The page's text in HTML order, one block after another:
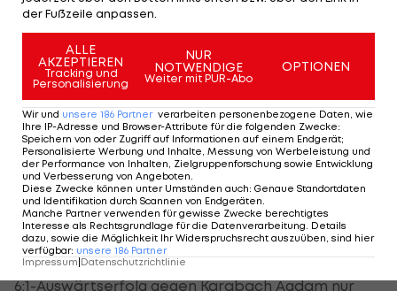
Die Tabelle führt Inter zwölf Runden vor Schluss
mit einem komfortablen Vorsprung von zehn
Punkten auf den Stadtrivalen
Newcastle und Leverkusen auf
Achtelfinalkurs
In den anderen Dienstag-Play-off-Duellen sind die
Ausgangspositionen vor den Retourpartien klar
verteilt.
Das Weiterkommen von Newcastle ist durch den
6:1-Auswärtserfolg gegen Karabach Agdam nur
der Fußzeile anpassen.
ALLE
AKZEPTIEREN
Tracking und
Personalisierung
NUR
NOTWENDIGE
Weiter mit PUR-Abo
OPTIONEN
Wir und unsere 186 Partner verarbeiten personenbezogene Daten, wie
Ihre IP-Adresse und Browser-Attribute für die folgenden Zwecke:
Speichern von oder Zugriff auf Informationen auf einem Endgerät;
Personalisierte Werbung und Inhalte, Messung von Werbeleistung und
der Performance von Inhalten, Zielgruppenforschung sowie Entwicklung
und Verbesserung von Angeboten.
Diese Zwecke können unter Umständen auch: Genaue Standortdaten
und Identifikation durch Scannen von Endgeräten.
Manche Partner verwenden für gewisse Zwecke berechtigtes
Interesse als Rechtsgrundlage für die Datenverarbeitung. Details
dazu, sowie die Möglichkeit Ihr Widerspruchsrecht auszuüben, sind hier
verfügbar: unsere 186 Partner
Impressum Datenschutzrichtlinie